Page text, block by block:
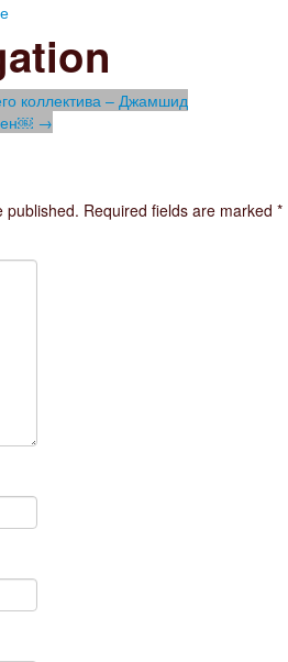
коллектива – Джамшид
→
published. Required fields are marked *